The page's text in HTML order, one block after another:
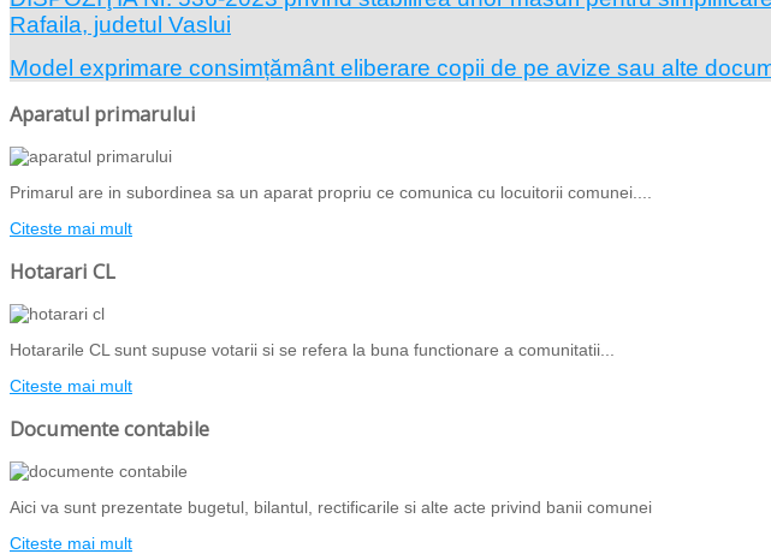
Rafaila, judetul Vaslui
Model exprimare consimțământ eliberare copii de pe avize sau alte
Aparatul primarului
Primarul are in subordinea sa un aparat propriu ce comunica cu locuitorii comunei....
Citeste mai mult
Hotarari CL
Hotararile CL sunt supuse votarii si se refera la buna functionare a comunitatii...
Citeste mai mult
Documente contabile
Aici va sunt prezentate bugetul, bilantul, rectificarile si alte acte privind banii comunei
Citeste mai mult